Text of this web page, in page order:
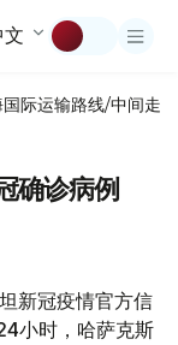
文
际运输路线/中间走廊
确诊病例
新冠疫情官方信
小时，哈萨克斯